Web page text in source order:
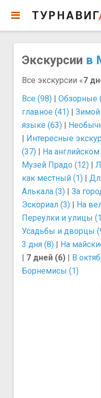
Экскурсии в
Все экскурсии «7
Все (98) | Обзорные
главное (41) | Зимой
языке (63) |
| Интересные
(37) | На
Музей Прадо (12) |
как местный (1) |
Алькала (3) | За
Эскориал (3) | На
Переулки и улицы
Усадьбы и дворцы
3 дня (8) | На
| 7 дней (6) | В
Борнемисы (1)